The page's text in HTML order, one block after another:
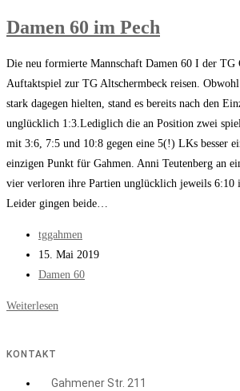
Chance
Damen 60 im Pech
Die neu formierte Mannschaft Damen 60 I der TG
Auftaktspiel zur TG Altschermbeck reisen.
stark dagegen hielten, stand es bereits nach den
unglücklich 1:3.Lediglich die an Position zwei
mit 3:6, 7:5 und 10:8 gegen eine 5(!) LKs besser
einzigen Punkt für Gahmen. Anni Teutenberg an
vier verloren ihre Partien unglücklich jeweils 6:10
Leider gingen beide…
Beitrags-
Autor:
tggahmen
Beitrag
veröffentlicht:
15. Mai 2019
Beitrags-
Damen 60
Weiterlesen
KONTAKT
Gahmener Str. 211